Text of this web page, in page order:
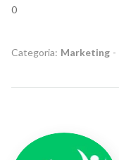
0
Categoria: Marketing -